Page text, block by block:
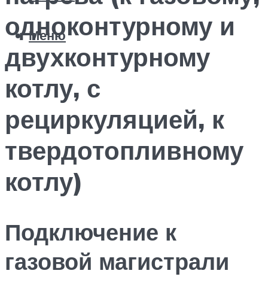
Меню
одноконтурному и
двухконтурному
котлу, с
рециркуляцией, к
твердотопливному
котлу)
Подключение к
газовой магистрали